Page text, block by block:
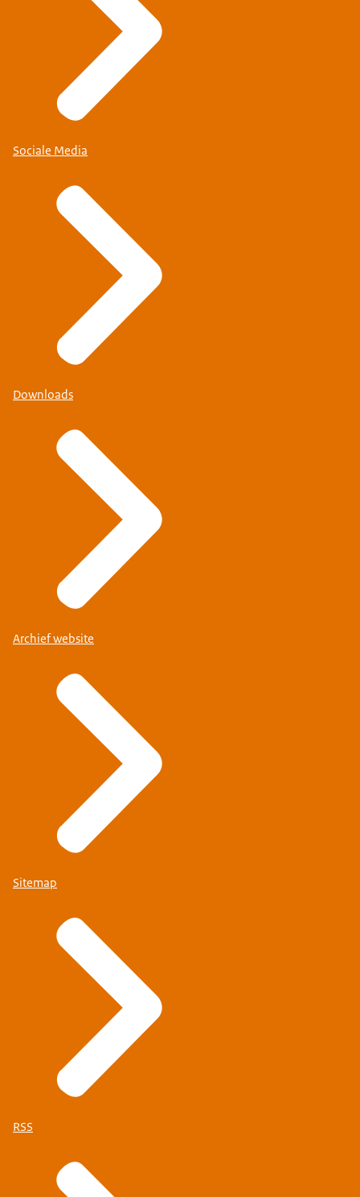
Sociale Media
Downloads
Archief website
Sitemap
RSS